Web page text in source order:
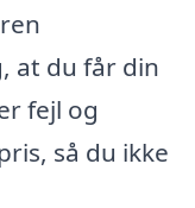
at du får din
fejl og
så du ikke